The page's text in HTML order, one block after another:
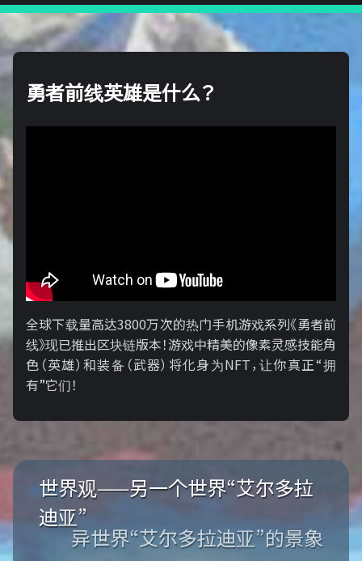
勇者前线英雄是什么？
全球下载量高达3800万次的热门手机游戏系列《勇者前
线》现已推出区块链版本！游戏中精美的像素灵感技能角
色（英雄）和装备（武器）将化身为NFT，让你真正“拥
有”它们！
世界观——另一个世界“艾尔多拉
迪亚”
异世界“艾尔多拉迪亚”的景象